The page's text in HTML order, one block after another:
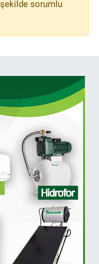
sorumlu